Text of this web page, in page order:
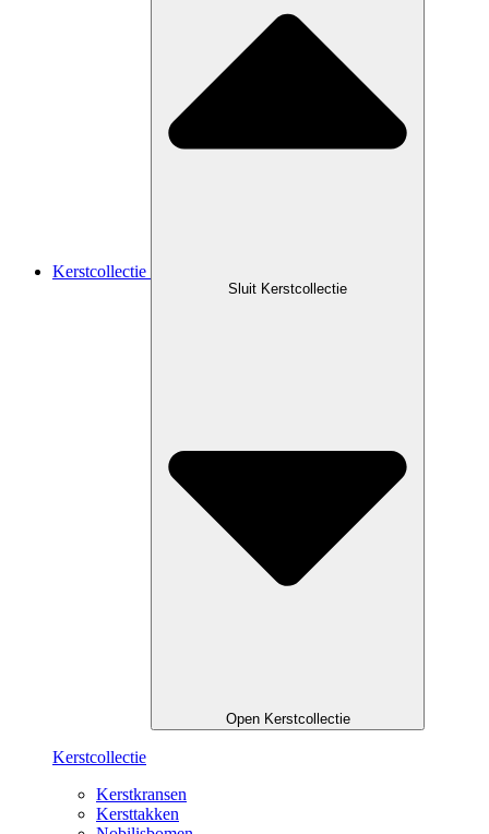
Kerstcollectie
Sluit Kerstcollectie
Open Kerstcollectie
Kerstcollectie
Kerstkransen
Kersttakken